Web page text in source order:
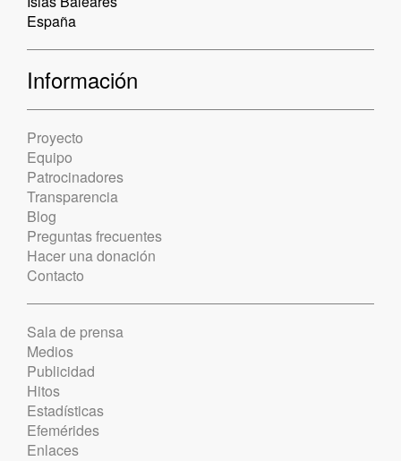
España
Información
Proyecto
Equipo
Patrocinadores
Transparencia
Blog
Preguntas frecuentes
Hacer una donación
Contacto
Sala de prensa
Medios
Publicidad
Hitos
Estadísticas
Efemérides
Enlaces